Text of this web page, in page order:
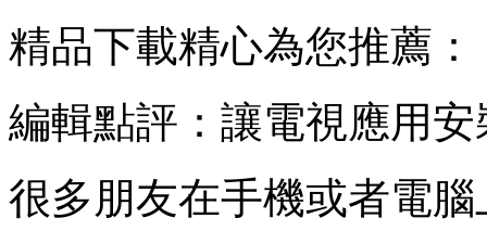
精品下載精心為您推薦：
編輯點評：讓電視應用
很多朋友在手機或者電